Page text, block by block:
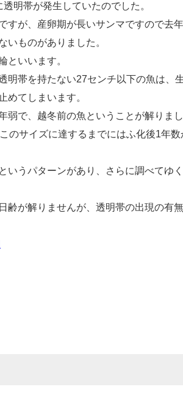
明帯が発生していたのでした。
が、産卵期が長いサンマですので去
いものがありました。
といいます。
帯を持たない27センチ以下の魚は、
めてしまいます。
で、越冬前の魚ということが解りまし
のサイズに達するまでにはふ化後1年
うパターンがあり、さらに調べてゆ
が解りませんが、透明帯の出現の有